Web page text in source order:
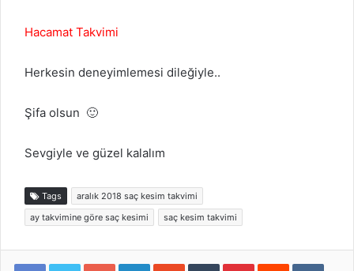
Hacamat Takvimi
Herkesin deneyimlemesi dileğiyle..
Şifa olsun 🙂
Sevgiyle ve güzel kalalım
Tags
aralık 2018 saç kesim takvimi
ay takvimine göre saç kesimi
saç kesim takvimi
Google+LinkedInStumbleUpon
TumblrPinterestReddit